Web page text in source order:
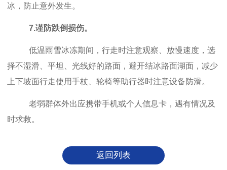
冰，防止意外发生。
7.谨防跌倒损伤。
低温雨雪冰冻期间，行走时注意观察、放慢速度，选
择不湿滑、平坦、光线好的路面，避开结冰路面湖面，减少
上下坡面行走使用手杖、轮椅等助行器时注意设备防滑。
老弱群体外出应携带手机或个人信息卡，遇有情况及
时求救。
返回列表